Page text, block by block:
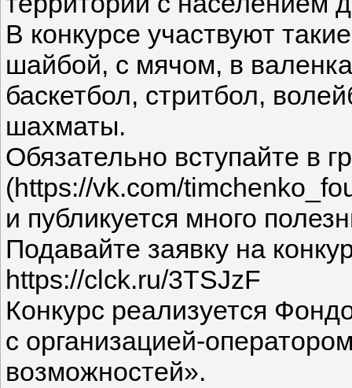
В конкурсе участвуют
шайбой, с мячом, в
баскетбол, стритбол,
шахматы.
Обязательно вступайте в
(https://vk.com/
и публикуется много
Подавайте заявку на
https://clck.ru/3TSJzF
Конкурс реализуется
с организацией-
возможностей».